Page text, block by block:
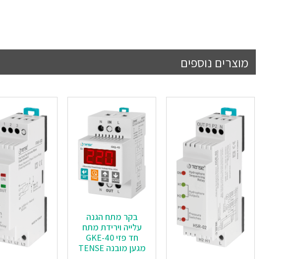
מוצרים נוספים
בקר מתח הגנה
עלייה וירידת מתח
חד פזי GKE-40
מגען מובנה TENSE